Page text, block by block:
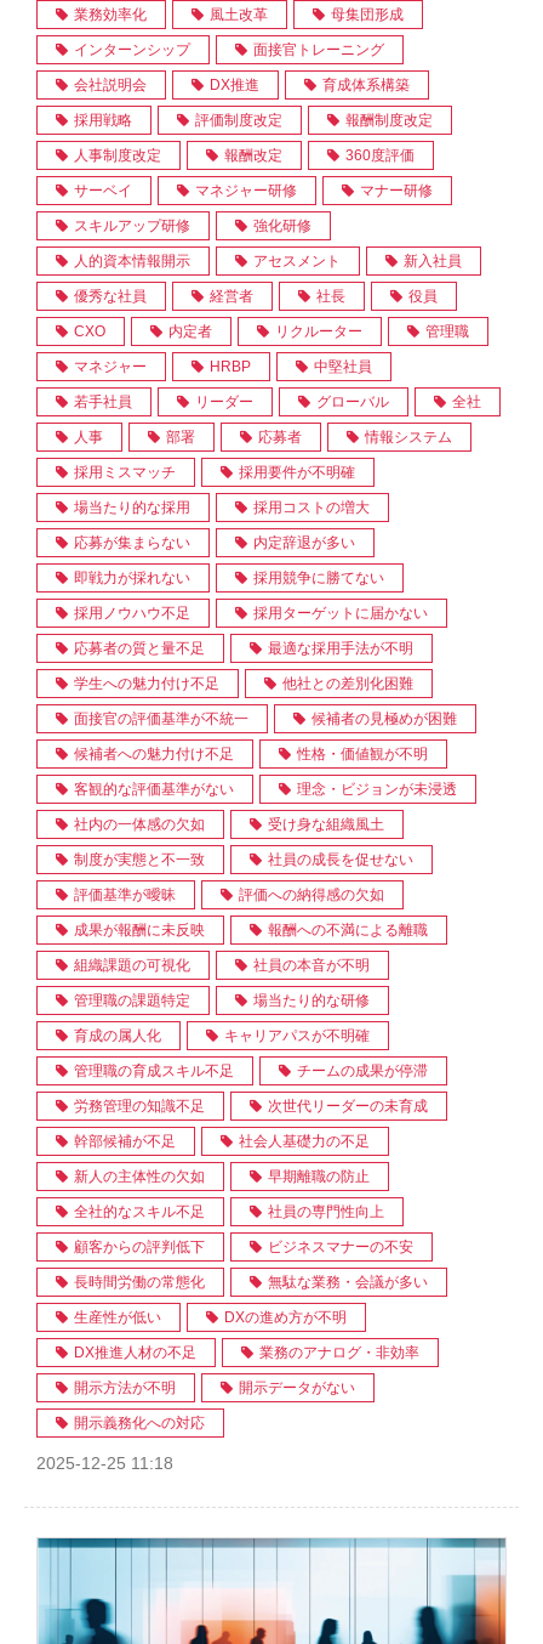
業務効率化 風土改革 母集団形成
インターンシップ 面接官トレーニング
会社説明会 DX推進 育成体系構築
採用戦略 評価制度改定 報酬制度改定
人事制度改定 報酬改定 360度評価
サーベイ マネジャー研修 マナー研修
スキルアップ研修 強化研修
人的資本情報開示 アセスメント 新入社員
優秀な社員 経営者 社長 役員
CXO 内定者 リクルーター 管理職
マネジャー HRBP 中堅社員
若手社員 リーダー グローバル 全社
人事 部署 応募者 情報システム
採用ミスマッチ 採用要件が不明確
場当たり的な採用 採用コストの増大
応募が集まらない 内定辞退が多い
即戦力が採れない 採用競争に勝てない
採用ノウハウ不足 採用ターゲットに届かない
応募者の質と量不足 最適な採用手法が不明
学生への魅力付け不足 他社との差別化困難
面接官の評価基準が不統一 候補者の見極めが困難
候補者への魅力付け不足 性格・価値観が不明
客観的な評価基準がない 理念・ビジョンが未浸透
社内の一体感の欠如 受け身な組織風土
制度が実態と不一致 社員の成長を促せない
評価基準が曖昧 評価への納得感の欠如
成果が報酬に未反映 報酬への不満による離職
組織課題の可視化 社員の本音が不明
管理職の課題特定 場当たり的な研修
育成の属人化 キャリアパスが不明確
管理職の育成スキル不足 チームの成果が停滞
労務管理の知識不足 次世代リーダーの未育成
幹部候補が不足 社会人基礎力の不足
新人の主体性の欠如 早期離職の防止
全社的なスキル不足 社員の専門性向上
顧客からの評判低下 ビジネスマナーの不安
長時間労働の常態化 無駄な業務・会議が多い
生産性が低い DXの進め方が不明
DX推進人材の不足 業務のアナログ・非効率
開示方法が不明 開示データがない
開示義務化への対応
2025-12-25 11:18